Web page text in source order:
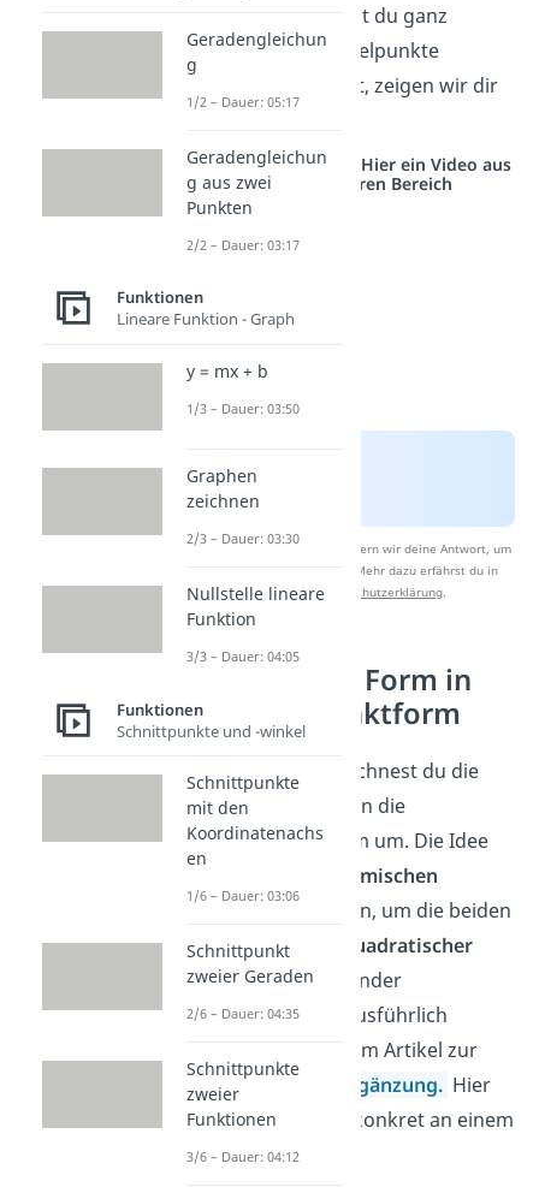
umwandelst damit du ganz
einfach die Scheitelpunkte
berechnen kannst, zeigen wir dir
Studyflix vernetzt: Hier ein Video aus
einem anderen Bereich
Nach Beantwortung speichern wir deine Antwort, um
Studyflix zu verbessern. Mehr dazu erfährst du in
unsererDatenschutzerklärung.
Allgemeine Form in
Scheitelpunktform
Am häufigsten rechnest du die
allgemeine Form in die
Scheitelpunktform um. Die Idee
binomischen
zu nutzen, um die beiden
Formen mittels
quadratischer
Ergänzungineinander
umzuwandeln. Ausführlich
erklären wir dies im Artikel zur
quadratischen Ergänzung. Hier
zeigen wir es dir konkret an einem
Beispiel:
Geradengleichun
g
1/2 – Dauer: 05:17
Geradengleichun
g aus zwei
Punkten
2/2 – Dauer: 03:17
Funktionen
Lineare Funktion - Graph
y = mx + b
1/3 – Dauer: 03:50
Graphen
zeichnen
2/3 – Dauer: 03:30
Nullstelle lineare
Funktion
3/3 – Dauer: 04:05
Funktionen
Schnittpunkte und -winkel
Schnittpunkte
mit den
Koordinatenachs
en
1/6 – Dauer: 03:06
Schnittpunkt
zweier Geraden
2/6 – Dauer: 04:35
Schnittpunkte
zweier
Funktionen
3/6 – Dauer: 04:12